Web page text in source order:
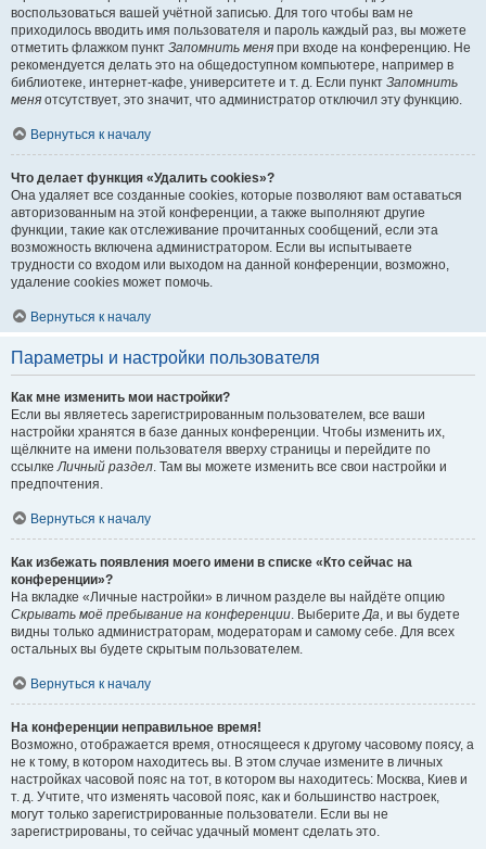
воспользоваться вашей учётной записью. Для того чтобы вам не
приходилось вводить имя пользователя и пароль каждый раз, вы можете
отметить флажком пункт Запомнить меня при входе на конференцию. Не
рекомендуется делать это на общедоступном компьютере, например в
библиотеке, интернет-кафе, университете и т. д. Если пункт Запомнить
меня отсутствует, это значит, что администратор отключил эту функцию.
Вернуться к началу
Что делает функция «Удалить cookies»?
Она удаляет все созданные cookies, которые позволяют вам оставаться
авторизованным на этой конференции, а также выполняют другие
функции, такие как отслеживание прочитанных сообщений, если эта
возможность включена администратором. Если вы испытываете
трудности со входом или выходом на данной конференции, возможно,
удаление cookies может помочь.
Вернуться к началу
Параметры и настройки пользователя
Как мне изменить мои настройки?
Если вы являетесь зарегистрированным пользователем, все ваши
настройки хранятся в базе данных конференции. Чтобы изменить их,
щёлкните на имени пользователя вверху страницы и перейдите по
ссылкеЛичный раздел. Там вы можете изменить все свои настройки и
предпочтения.
Вернуться к началу
Как избежать появления моего имени в списке «Кто сейчас на
конференции»?
На вкладке «Личные настройки» в личном разделе вы найдёте опцию
Скрывать моё пребывание на конференции. ВыберитеДа, и вы будете
видны только администраторам, модераторам и самому себе. Для всех
остальных вы будете скрытым пользователем.
Вернуться к началу
На конференции неправильное время!
Возможно, отображается время, относящееся к другому часовому поясу, а
не к тому, в котором находитесь вы. В этом случае измените в личных
настройках часовой пояс на тот, в котором вы находитесь: Москва, Киев и
т. д. Учтите, что изменять часовой пояс, как и большинство настроек,
могут только зарегистрированные пользователи. Если вы не
зарегистрированы, то сейчас удачный момент сделать это.